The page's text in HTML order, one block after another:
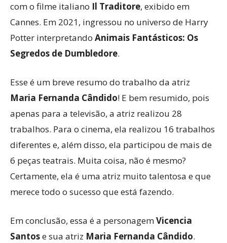
com o filme italiano Il Traditore, exibido em
Cannes. Em 2021, ingressou no universo de Harry
Potter interpretando Animais Fantásticos: Os
Segredos de Dumbledore.
Esse é um breve resumo do trabalho da atriz
Maria Fernanda Cândido! E bem resumido, pois
apenas para a televisão, a atriz realizou 28
trabalhos. Para o cinema, ela realizou 16 trabalhos
diferentes e, além disso, ela participou de mais de
6 peças teatrais. Muita coisa, não é mesmo?
Certamente, ela é uma atriz muito talentosa e que
merece todo o sucesso que está fazendo.
Em conclusão, essa é a personagemVicencia
Santose sua atriz Maria Fernanda Cândido.